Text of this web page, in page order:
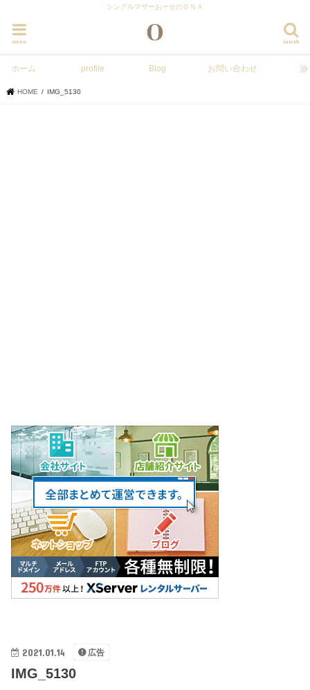
シングルマザーおーせのＤＮＡ
search
menu
ホーム profile Blog お問い合わせ
HOME IMG_5130
2021.01.14 広告
IMG_5130